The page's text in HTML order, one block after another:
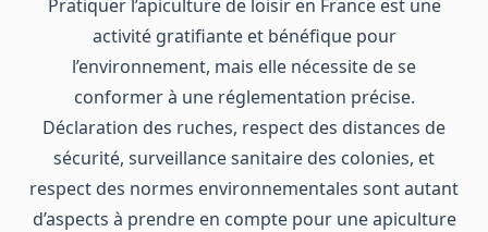
Pratiquer l’apiculture de loisir en France est une
activité gratifiante et bénéfique pour
l’environnement, mais elle nécessite de se
conformer à une réglementation précise.
Déclaration des ruches, respect des distances de
sécurité, surveillance sanitaire des colonies, et
respect des normes environnementales sont autant
d’aspects à prendre en compte pour une apiculture